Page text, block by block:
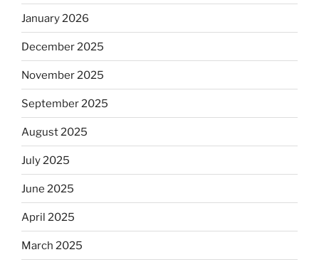
January 2026
December 2025
November 2025
September 2025
August 2025
July 2025
June 2025
April 2025
March 2025